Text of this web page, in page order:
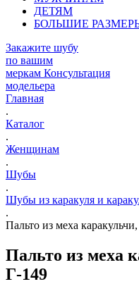
ДЕТЯМ
БОЛЬШИЕ
Закажите шубу
по вашим
меркам Консультация
модельера
Главная
.
Каталог
.
Женщинам
.
Шубы
.
Шубы из каракуля и
.
Пальто из меха
Пальто из меха
Г-149